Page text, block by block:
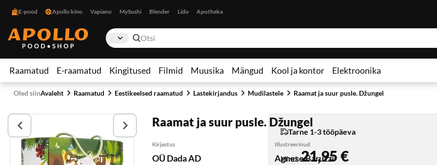
E-pood Apollo kino Vapiano MySushi Blender Lido Apotheka
Raamatud E-raamatud Kingitused Filmid Muusika Mängud Kool ja kontor Elektroonika
Oled siinAvaleht Raamatud Eestikeelsed raamatud Lastekirjandus Mudilastele Raamat ja suur pusle. Džungel
Raamat ja suur pusle. Džungel
Kirjastus
OÜ Dada AD
Illustreerinud
Agnese Baruzzi
Tarne 1-3 tööpäeva
Hind: 21,95 €